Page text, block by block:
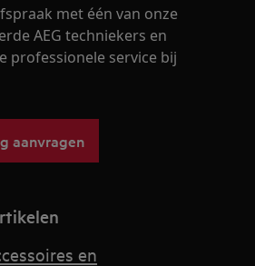
met één van onze
AEG techniekers en
professionele service bij
aanvragen
en